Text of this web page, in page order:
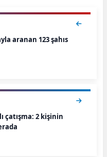
aranan 123 şahıs
çatışma: 2 kişinin